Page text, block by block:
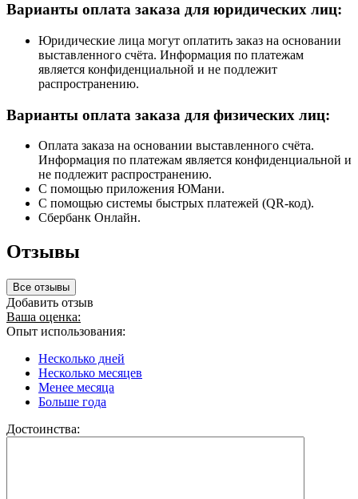
Варианты оплата заказа для юридических лиц:
Юридические лица могут оплатить заказ на основании
выставленного счёта. Информация по платежам
является конфиденциальной и не подлежит
распространению.
Варианты оплата заказа для физических лиц:
Оплата заказа на основании выставленного счёта.
Информация по платежам является конфиденциальной и
не подлежит распространению.
С помощью приложения ЮМани.
С помощью системы быстрых платежей (QR-код).
Сбербанк Онлайн.
Отзывы
Все отзывы
Добавить отзыв
Ваша оценка:
Опыт использования:
Несколько дней
Несколько месяцев
Менее месяца
Больше года
Достоинства: